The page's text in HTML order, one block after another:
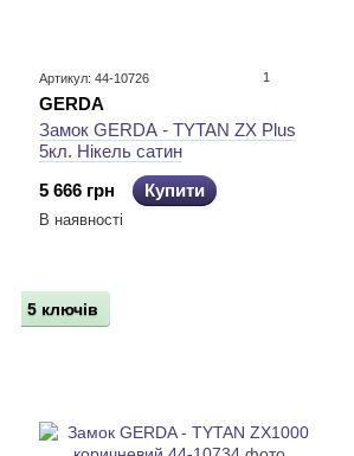
Артикул: 44-10726 1
GERDA
Замок GERDA - TYTAN ZX Plus
5кл. Нікель сатин
5 666 грн
Купити
В наявності
5 ключів